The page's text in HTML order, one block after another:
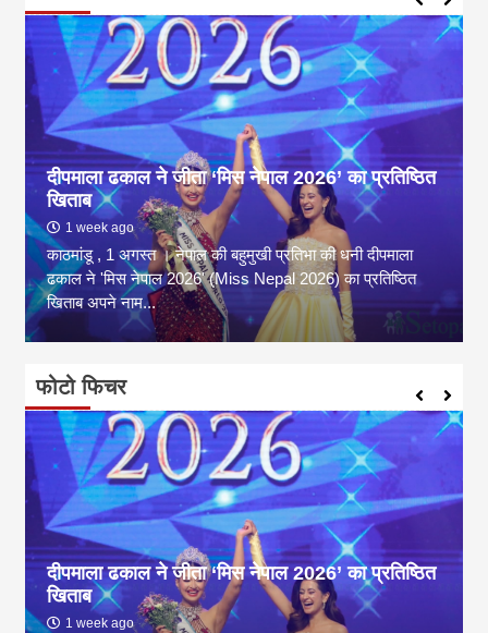
दीपमाला ढकाल ने जीता ‘मिस नेपाल 2026’ का प्रतिष्ठित
खिताब
1 week ago
काठमांडू , 1 अगस्त । नेपाल की बहुमुखी प्रतिभा की धनी दीपमाला
ढकाल ने 'मिस नेपाल 2026' (Miss Nepal 2026) का प्रतिष्ठित
खिताब अपने नाम...
फोटो फिचर
दीपमाला ढकाल ने जीता ‘मिस नेपाल 2026’ का प्रतिष्ठित
खिताब
1 week ago